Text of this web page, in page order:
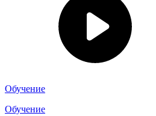
Обучение
Обучение